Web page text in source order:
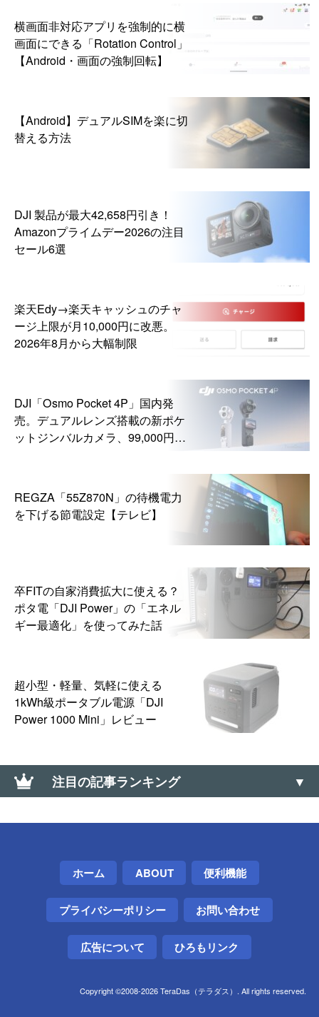
横画面非対応アプリを強制的に横
画面にできる「Rotation Control」
【Android・画面の強制回転】
【Android】デュアルSIMを楽に切
替える方法
DJI 製品が最大42,658円引き！
Amazonプライムデー2026の注目
セール6選
楽天Edy→楽天キャッシュのチャ
ージ上限が月10,000円に改悪。
2026年8月から大幅制限
DJI「Osmo Pocket 4P」国内発
売。デュアルレンズ搭載の新ポケ
ットジンバルカメラ、99,000円か
REGZA「55Z870N」の待機電力
を下げる節電設定【テレビ】
卒FITの自家消費拡大に使える？
ポタ電「DJI Power」の「エネル
ギー最適化」を使ってみた話
超小型・軽量、気軽に使える
1kWh級ポータブル電源「DJI
Power 1000 Mini」レビュー
注目の記事ランキング
大なり小なり（＜、＞）の上向き・下向きの記号の
出し方（∧、∨）
ワンタイムパスワードカードが電池切れ→電池を外
【0570】高額な「ナビダイヤル」に安く電話を掛け
ホーム ABOUT 便利機能
プライバシーポリシー お問い合わせ
広告について ひろもリンク
Copyright ©2008-2026 TeraDas（テラダス）. All rights reserved.